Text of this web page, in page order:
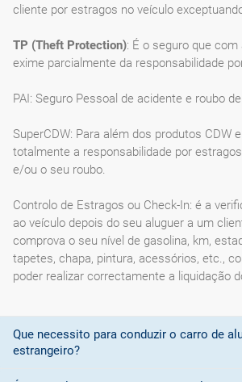
cliente por estragos no veículo
TP (Theft Protection): É o seguro que
exime parcialmente da responsabilidade
PAI: Seguro Pessoal de acidente e roubo
SuperCDW: Para além dos produtos CDW
totalmente a responsabilidade por
e/ou o seu roubo.
Controlo de Estragos ou Check-In: é a
ao veículo depois do seu aluguer a um
comprova o seu nível de gasolina, km,
tapetes, chapa, pintura, acessórios, etc.,
poder realizar correctamente a liquidação
Que necessito para conduzir o carro de
estrangeiro?